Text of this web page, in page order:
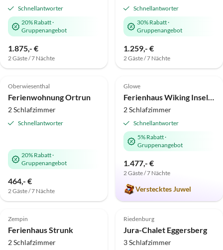
Schnellantworter
20% Rabatt·
Gruppenangebot
1.875,- €
2 Gäste / 7 Nächte
Schnellantworter
30% Rabatt·
Gruppenangebot
1.259,- €
2 Gäste / 7 Nächte
Top-Inserat
5.0 (14)
Oberwiesenthal
Ferienwohnung Ortrun
2 Schlafzimmer
Schnellantworter
20% Rabatt·
Gruppenangebot
464,- €
2 Gäste / 7 Nächte
Top-Inserat
4.8 (8)
Glowe
Ferienhaus Wiking Insel Rügen Glowe
2 Schlafzimmer
Schnellantworter
5% Rabatt·
Gruppenangebot
1.477,- €
2 Gäste / 7 Nächte
Verstecktes Juwel
Top-Inserat
5.0 (7)
Zempin
Ferienhaus Strunk
2 Schlafzimmer
Top-Inserat
4.9 (6)
Riedenburg
Jura-Chalet Eggersberg
3 Schlafzimmer